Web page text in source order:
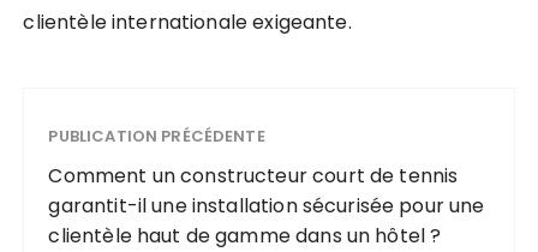
clientèle internationale exigeante.
PUBLICATION PRÉCÉDENTE
Comment un constructeur court de tennis
garantit-il une installation sécurisée pour une
clientèle haut de gamme dans un hôtel ?